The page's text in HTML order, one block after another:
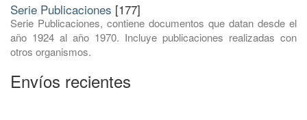
Serie Publicaciones [177]
Serie Publicaciones, contiene documentos que datan desde el
año 1924 al año 1970. Incluye publicaciones realizadas con
otros organismos.
Envíos recientes